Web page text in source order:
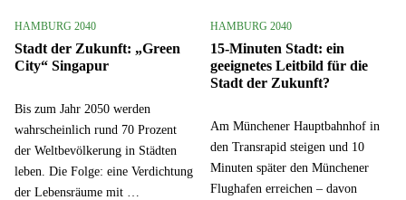
HAMBURG 2040
Stadt der Zukunft: „Green
City“ Singapur
Bis zum Jahr 2050 werden
wahrscheinlich rund 70 Prozent
der Weltbevölkerung in Städten
leben. Die Folge: eine Verdichtung
der Lebensräume mit …
HAMBURG 2040
15-Minuten Stadt: ein
geeignetes Leitbild für die
Stadt der Zukunft?
Am Münchener Hauptbahnhof in
den Transrapid steigen und 10
Minuten später den Münchener
Flughafen erreichen – davon